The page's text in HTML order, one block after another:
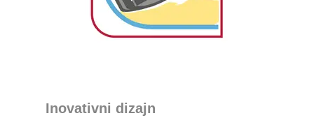
Inovativni dizajn